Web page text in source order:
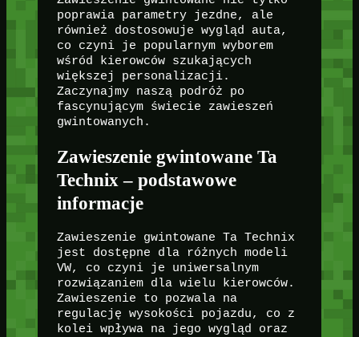
poprawia parametry jezdne, ale
również dostosowuje wygląd auta,
co czyni je popularnym wyborem
wśród kierowców szukających
większej personalizacji.
Zaczynajmy naszą podróż po
fascynującym świecie zawieszeń
gwintowanych.
Zawieszenie gwintowane Ta
Technix – podstawowe
informacje
Zawieszenie gwintowane Ta Technix
jest dostępne dla różnych modeli
VW, co czyni je uniwersalnym
rozwiązaniem dla wielu kierowców.
Zawieszenie to pozwala na
regulację wysokości pojazdu, co z
kolei wpływa na jego wygląd oraz